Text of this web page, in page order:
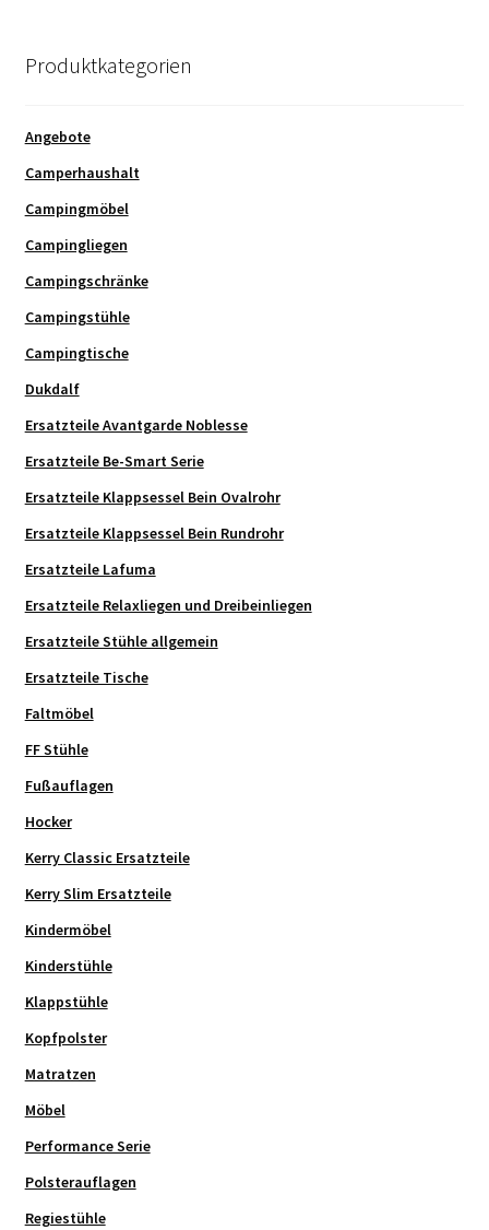
Produktkategorien
Angebote
Camperhaushalt
Campingmöbel
Campingliegen
Campingschränke
Campingstühle
Campingtische
Dukdalf
Ersatzteile Avantgarde Noblesse
Ersatzteile Be-Smart Serie
Ersatzteile Klappsessel Bein Ovalrohr
Ersatzteile Klappsessel Bein Rundrohr
Ersatzteile Lafuma
Ersatzteile Relaxliegen und Dreibeinliegen
Ersatzteile Stühle allgemein
Ersatzteile Tische
Faltmöbel
FF Stühle
Fußauflagen
Hocker
Kerry Classic Ersatzteile
Kerry Slim Ersatzteile
Kindermöbel
Kinderstühle
Klappstühle
Kopfpolster
Matratzen
Möbel
Performance Serie
Polsterauflagen
Regiestühle